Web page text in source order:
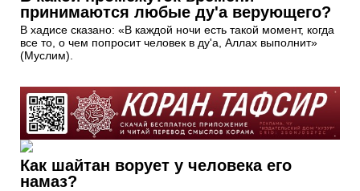
принимаются любые ду'а верующего?
В хадисе сказано: «В каждой ночи есть такой момент, когда
все то, о чем попросит человек в ду'а, Аллах выполнит»
(Муслим).
Как шайтан ворует у человека его
намаз?